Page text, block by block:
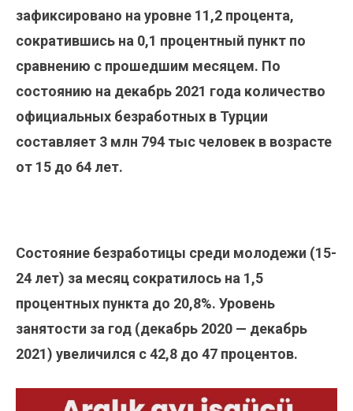
зафиксировано на уровне 11,2 процента,
сократившись на 0,1 процентный пункт по
сравнению с прошедшим месяцем. По
состоянию на декабрь 2021 года количество
официальных безработных в Турции
составляет 3 млн 794 тыс человек в возрасте
от 15 до 64 лет.
Состояние безработицы среди молодежи (15-
24 лет) за месяц сократилось на 1,5
процентных пункта до 20,8%. Уровень
занятости за год (декабрь 2020 — декабрь
2021) увеличился с 42,8 до 47 процентов.